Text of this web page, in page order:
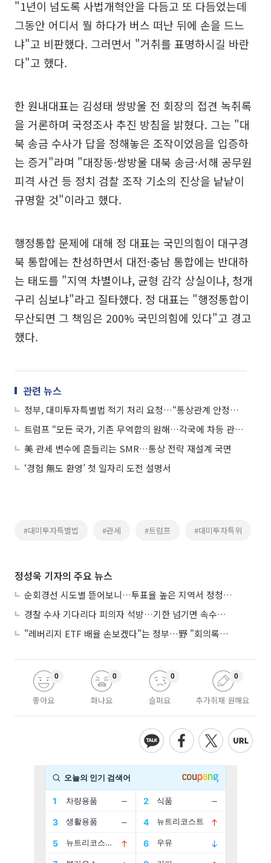
"1년이 넘도록 사법개혁안을 다듬고 또 다듬었는데
그동안 어디서 뭘 하다가 버스 떠난 뒤에 손을 드느
냐"고 비판했다. 그러면서 "거취를 표명하시길 바란
다"고 했다.
한 원내대표는 김성태 쌍방울 전 회장의 접견 녹취록
을 거론하며 국정조사 추진 방침을 밝혔다. 그는 "대
북 송금 수사가 답을 정해놓은 조작이었음을 입증하
는 증거"라며 "대장동·쌍방울 대북 송금·서해 공무원
피격 사건 등 정치 검찰 조작 기소의 진상을 낱낱이
규명할 것"이라고 했다.
행정통합 문제에 대해 정 대표는 국민의힘이 대구경
북 통합에는 찬성하면서 대전·충남 통합에는 반대하
는 태도를 "지역 차별이냐, 균형 감각 상실이냐, 청개
구리 심보냐"라고 질타했다. 정 대표는 "행정통합이
무산되면 그 책임은 200% 국민의힘에 있다"고 경고
했다.
관련 뉴스
정부, 대미투자특별법 적기 처리 요청…“통상관계 안정에 국회 역할 중요”
트럼프 “모든 국가, 기존 무역합의 원해…각국에 차등 관세 부과할 것”
美 관세 변수에 흔들리는 SMR…통상 전략 재설계 국면
‘경험 無도 환영’ 첫 일자리 도전 설명서
#대미투자특별법 #관세 #트럼프 #대미투자특위
정성욱 기자의 주요 뉴스
순회경선 시도별 뜯어보니…투표율 높은 지역서 정청래 강세
경찰 수사 기다리다 피의자 석방…기한 넘기면 속수무책
"레버리지 ETF 배율 손보겠다"는 정부…野 "회의록부터 내놔야"
좋아요
0
화나요
0
슬퍼요
0
추가취재 원해요
0